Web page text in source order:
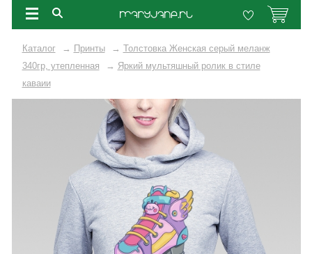
Каталог → Принты → Толстовка Женская серый меланж
340гр, утепленная
→ Яркий мультяшный ролик в стиле
каваии